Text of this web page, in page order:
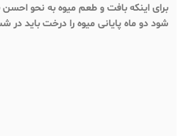
برای اینکه بافت و طعم میوه به نحو
شود دو ماه پایانی میوه را درخت باید